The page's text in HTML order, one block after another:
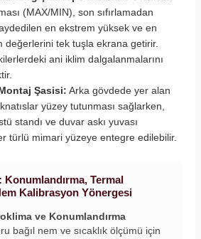
(MAX/MIN), son sıfırlamadan
en ekstrem yüksek ve en
değerlerini tek tuşla ekrana getirir.
ani iklim dalgalanmalarını
Şasisi: Arka gövdede yer alan
yüzey tutunması sağlarken,
standı ve duvar askı yuvası
türlü mimari yüzeye entegre edilebilir.
Termal
Kalibrasyon Yönergesi
ve Konumlandırma
bağıl nem ve sıcaklık ölçümü için